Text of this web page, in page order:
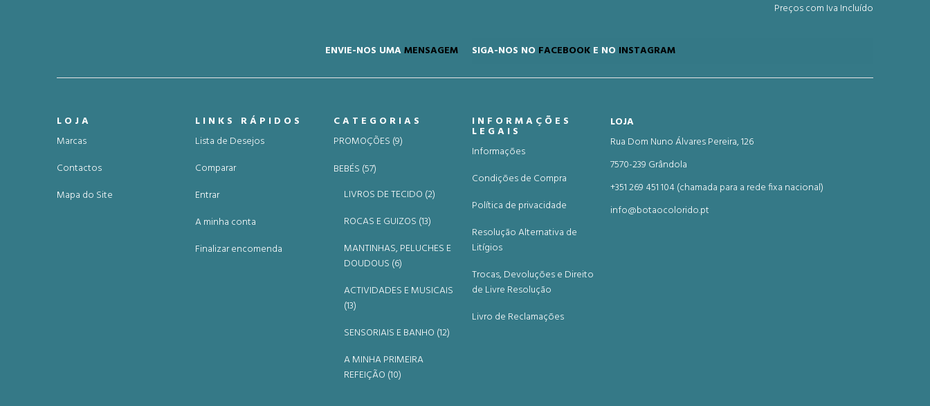
Preços com Iva Incluído
ENVIE-NOS UMAMENSAGEM SIGA-NOS NO FACEBOOK E NO INSTAGRAM
LOJA
Marcas
Contactos
Mapa do Site
LINKS RÁPIDOS
Lista de Desejos
Comparar
Entrar
A minha conta
Finalizar encomenda
CATEGORIAS
PROMOÇÕES (9)
BEBÉS (57)
LIVROS DE TECIDO (2)
ROCAS E GUIZOS (13)
MANTINHAS, PELUCHES E
DOUDOUS (6)
ACTIVIDADES E MUSICAIS
(13)
SENSORIAIS E BANHO (12)
A MINHA PRIMEIRA
REFEIÇÃO (10)
INFORMAÇÕES
LEGAIS
Informações
Condições de Compra
Política de privacidade
Resolução Alternativa de
Litígios
Trocas, Devoluções e Direito
de Livre Resolução
Livro de Reclamações
LOJA
Rua Dom Nuno Álvares Pereira, 126
7570-239 Grândola
+351 269 451 104 (chamada para a rede fixa nacional)
info@botaocolorido.pt